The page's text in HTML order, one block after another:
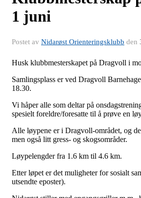
1 juni
Postet av Nidarøst Orienteringsklubb den
Husk klubbmesterskapet på Dragvoll i
Samlingsplass er ved Dragvoll
18.30.
Vi håper alle som deltar på
spesielt foreldre/foresatte til å prøve en
Alle løypene er i Dragvoll-området, og
men også litt gress- og skogsområder.
Løypelengder fra 1.6 km til 4.6 km.
Etter løpet er det muligheter for sosialt
utsendte eposter).